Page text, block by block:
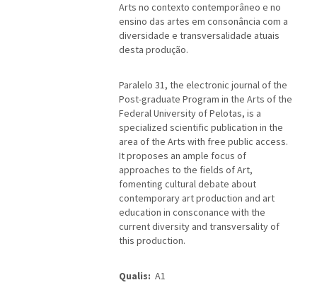
Arts no contexto contemporâneo e no
ensino das artes em consonância com a
diversidade e transversalidade atuais
desta produção.
Paralelo 31, the electronic journal of the
Post-graduate Program in the Arts of the
Federal University of Pelotas, is a
specialized scientific publication in the
area of the Arts with free public access.
It proposes an ample focus of
approaches to the fields of Art,
fomenting cultural debate about
contemporary art production and art
education in consconance with the
current diversity and transversality of
this production.
Qualis: A1